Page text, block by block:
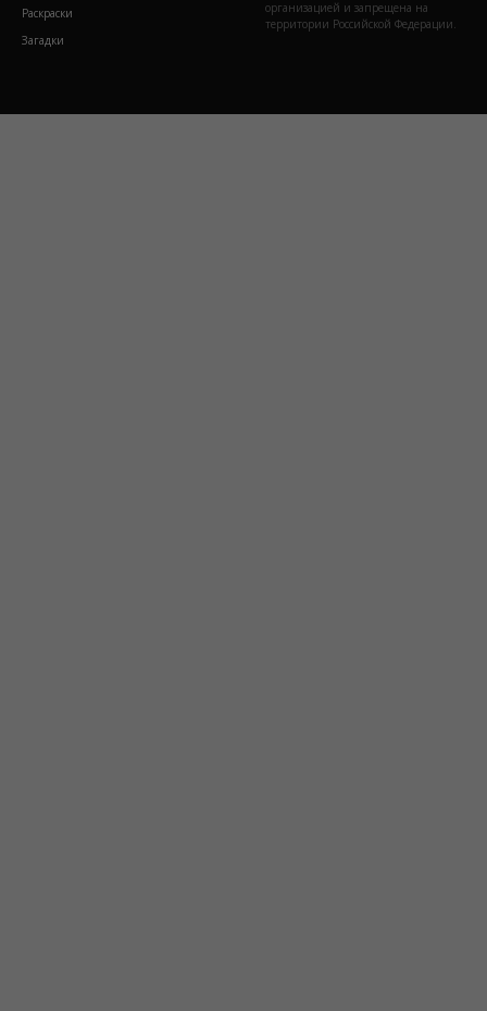
Раскраски
Загадки
организацией и запрещена на
территории Российской Федерации.